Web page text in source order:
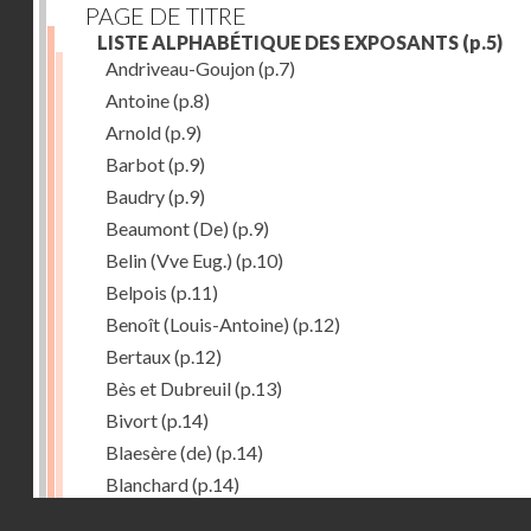
PAGE DE TITRE
LISTE ALPHABÉTIQUE DES EXPOSANTS (p.5)
Andriveau-Goujon(p.7)
Antoine(p.8)
Arnold(p.9)
Barbot(p.9)
Baudry(p.9)
Beaumont (De) (p.9)
Belin (Vve Eug.) (p.10)
Belpois (p.11)
Benoît (Louis-Antoine) (p.12)
Bertaux(p.12)
Bès et Dubreuil(p.13)
Bivort(p.14)
Blaesère (de) (p.14)
Blanchard(p.14)